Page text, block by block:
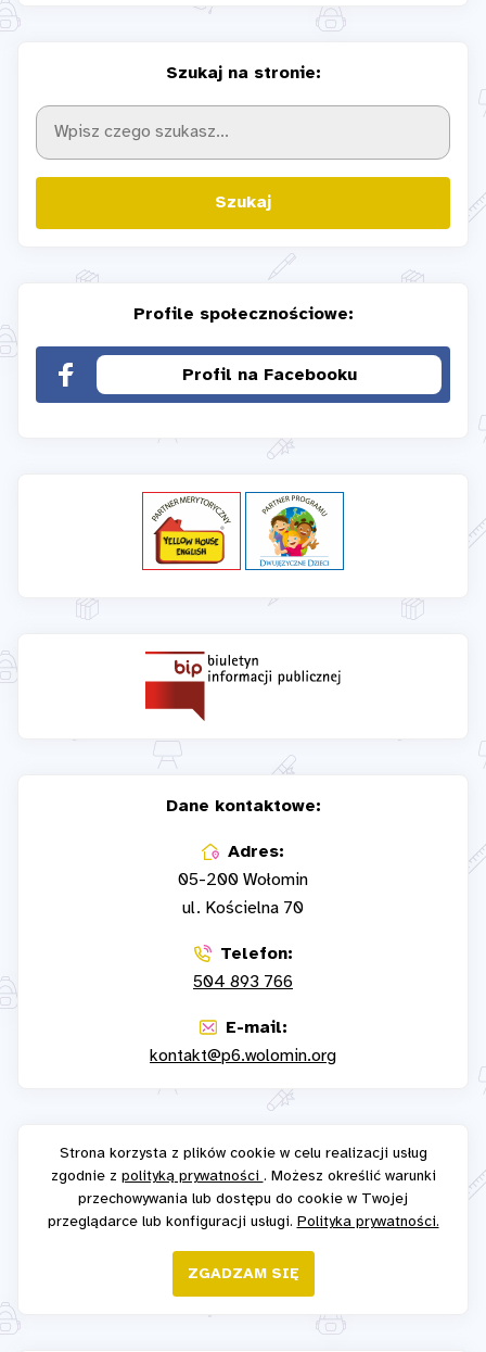
Szukaj na stronie:
Szukaj
Profile społecznościowe:
Profil na Facebooku
Dane kontaktowe:
Adres:
05-200 Wołomin
ul. Kościelna 70
Telefon:
504 893 766
E-mail:
kontakt@p6.wolomin.org
Strona korzysta z plików cookie w celu realizacji usług
zgodnie z polityką prywatności . Możesz określić warunki
przechowywania lub dostępu do cookie w Twojej
przeglądarce lub konfiguracji usługi. Polityka prywatności.
ZGADZAM SIĘ